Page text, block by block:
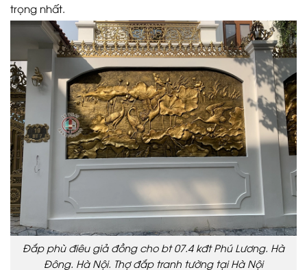
trọng nhất.
Đắp phù điêu giả đồng cho bt 07.4 kđt Phú Lương. Hà
Đông. Hà Nội. Thợ đắp tranh tường tại Hà Nội